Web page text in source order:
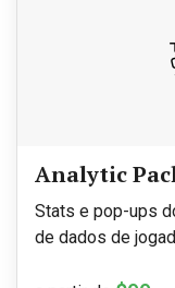
Analytic
Stats e pop-ups
de dados de